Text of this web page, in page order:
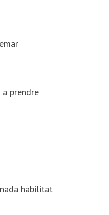
a prendre
habilitat